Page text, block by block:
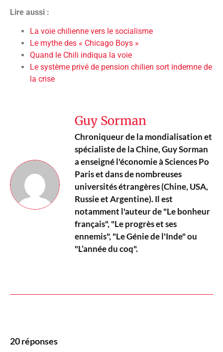
Lire aussi :
La voie chilienne vers le socialisme
Le mythe des « Chicago Boys »
Quand le Chili indiqua la voie
Le système privé de pension chilien sort indemne de
la crise
Guy Sorman
Chroniqueur de la mondialisation et
spécialiste de la Chine, Guy Sorman
a enseigné l'économie à Sciences Po
Paris et dans de nombreuses
universités étrangères (Chine, USA,
Russie et Argentine). Il est
notamment l'auteur de "Le bonheur
français", "Le progrès et ses
ennemis", "Le Génie de l'Inde" ou
"L’année du coq".
20 réponses